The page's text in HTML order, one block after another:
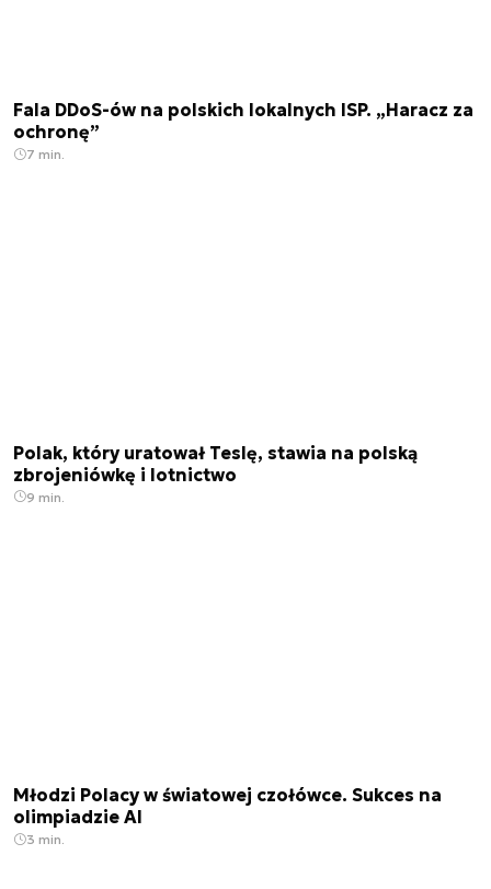
Fala DDoS-ów na polskich lokalnych ISP. „Haracz za
ochronę”
7 min.
Polak, który uratował Teslę, stawia na polską
zbrojeniówkę i lotnictwo
9 min.
Młodzi Polacy w światowej czołówce. Sukces na
olimpiadzie AI
3 min.